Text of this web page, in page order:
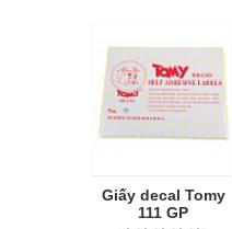
Giấy decal Tomy
111 GP